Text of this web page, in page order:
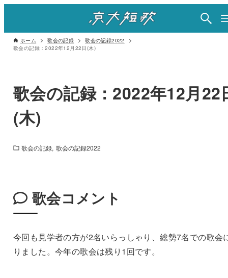
ホーム 歌会の記録
歌会の記録2022
歌会の記録：2022年12月22日(木)
歌会の記録：2022年12月22
(木)
歌会の記録 歌会の記録2022
歌会コメント
今回も見学者の方が2名いらっしゃり、総勢7名での歌会
りました。今年の歌会は残り1回です。